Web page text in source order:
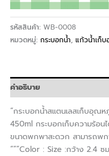
รหัสสินค้า: WB-0008
หมวดหมู่: กระบอกน้ำ, แก้วน้ำเก็
คำอธิบาย
“กระบอกน้ำสแตนเลสเก็บอุณ
450ml กระบอกเก็บความร้อน
ขนาดพกพาสะดวก สามารถพ
“””Color : Size :กว้าง 2.4